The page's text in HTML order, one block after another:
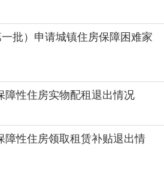
批）申请城镇住房保障困难家
障性住房实物配租退出情况
障性住房领取租赁补贴退出情